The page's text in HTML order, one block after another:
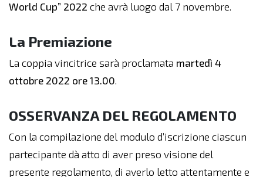
World Cup” 2022 che avrà luogo dal 7 novembre.
La Premiazione
La coppia vincitrice sarà proclamata martedì 4
ottobre 2022 ore 13.00.
OSSERVANZA DEL REGOLAMENTO
Con la compilazione del modulo d’iscrizione ciascun
partecipante dà atto di aver preso visione del
presente regolamento, di averlo letto attentamente e